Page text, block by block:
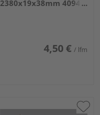
2380x19x38mm 4094
4,50 € / lfm